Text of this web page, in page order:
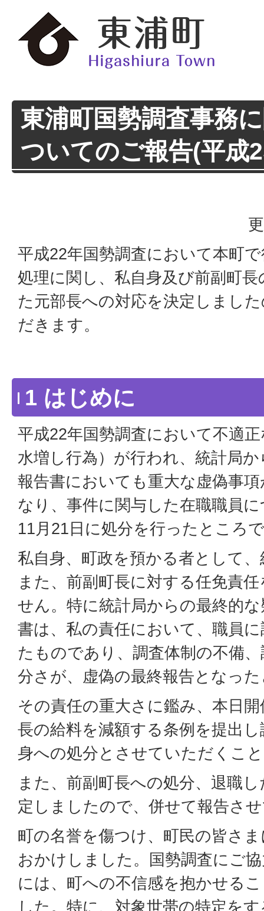
東浦町国勢調査事務
ついてのご報告(平成
平成22年国勢調査において本町
処理に関し、私自身及び前副町
た元部長への対応を決定しまし
だきます。
1 はじめに
平成22年国勢調査において不適
水増し行為）が行われ、統計局
報告書においても重大な虚偽事
なり、事件に関与した在職職員
11月21日に処分を行ったところ
私自身、町政を預かる者として
また、前副町長に対する任免責
せん。特に統計局からの最終的
書は、私の責任において、職員
たものであり、調査体制の不備
分さが、虚偽の最終報告となっ
その責任の重大さに鑑み、本日
長の給料を減額する条例を提出
身への処分とさせていただくこ
また、前副町長への処分、退職
定しましたので、併せて報告さ
町の名誉を傷つけ、町民の皆さ
おかけしました。国勢調査にご
には、町への不信感を抱かせる
した。特に、対象世帯の特定を